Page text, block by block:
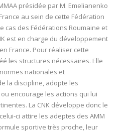
présidée par M. Emelianenko
au sein de cette Fédération
cas des Fédérations Roumaine et
est en charge du développement
France. Pour réaliser cette
les structures nécessaires. Elle
nationales et
la discipline, adopte les
encourage les actions qui lui
La CNK développe donc le
ci attire les adeptes des AMM
sportive très proche, leur